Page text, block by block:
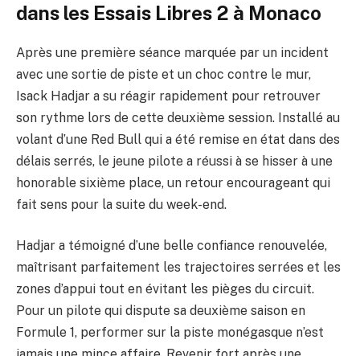
dans les Essais Libres 2 à Monaco
Après une première séance marquée par un incident
avec une sortie de piste et un choc contre le mur,
Isack Hadjar a su réagir rapidement pour retrouver
son rythme lors de cette deuxième session. Installé au
volant d’une Red Bull qui a été remise en état dans des
délais serrés, le jeune pilote a réussi à se hisser à une
honorable sixième place, un retour encourageant qui
fait sens pour la suite du week-end.
Hadjar a témoigné d’une belle confiance renouvelée,
maîtrisant parfaitement les trajectoires serrées et les
zones d’appui tout en évitant les pièges du circuit.
Pour un pilote qui dispute sa deuxième saison en
Formule 1, performer sur la piste monégasque n’est